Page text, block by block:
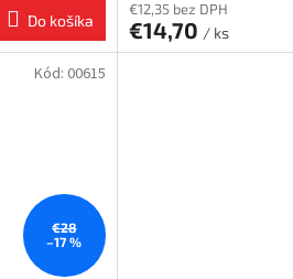
Do košíka
€12,35 bez DPH
€14,70 / ks
€28
–17 %
Kód: 00615